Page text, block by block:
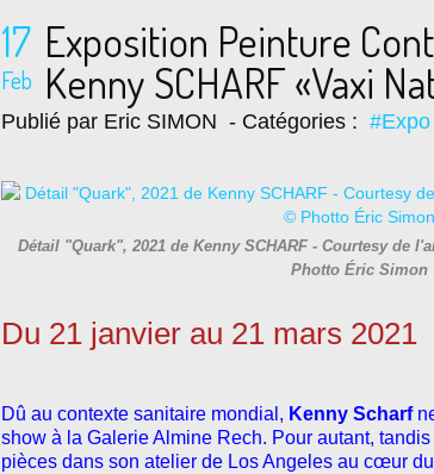
17
Feb
Exposition Peinture
Kenny SCHARF «Vaxi
Publié par Eric SIMON - Catégories :
Détail "Quark", 2021 de Kenny SCHARF - Courtesy de
Photto Éric Simon
Du 21 janvier au 21 mars 2021
Dû au contexte sanitaire mondial, Kenny Scharf
show à la Galerie Almine Rech. Pour autant,
pièces dans son atelier de Los Angeles au cœur